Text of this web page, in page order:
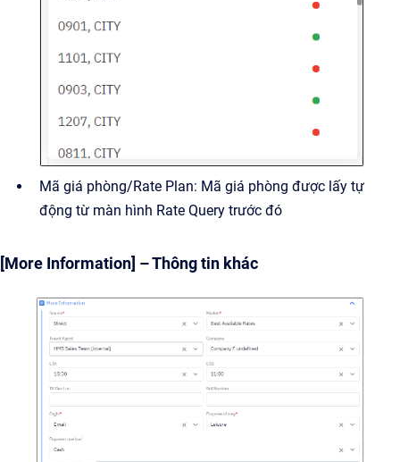
Mã giá phòng/Rate Plan: Mã giá phòng được lấy tự
động từ màn hình Rate Query trước đó
[More Information] – Thông tin khác